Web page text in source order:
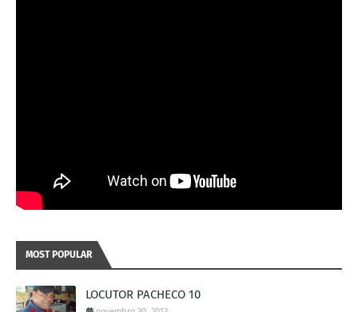
MOST POPULAR
LOCUTOR PACHECO 10